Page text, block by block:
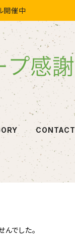
開催中
CONTACT
でした。